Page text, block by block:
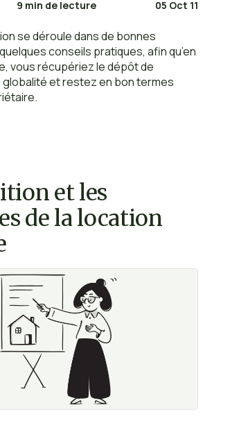
9 min de lecture 05 Oct 11
se déroule dans de bonnes
conseils pratiques, afin qu’en
vous récupériez le dépôt de
globalité et restez en bon termes
et les
de la location